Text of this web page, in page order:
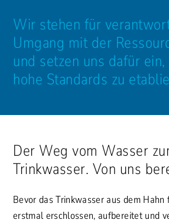
Wir stehen für
Umgang mit der
und setzen uns dafür
hohe Standards zu
Der Weg vom Wasser
Trinkwasser. Von uns
Bevor das Trinkwasser aus dem
erstmal erschlossen, aufbereitet und